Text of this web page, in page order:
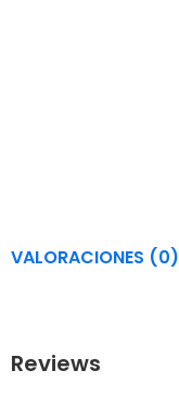
VALORACIONES (0)
Reviews